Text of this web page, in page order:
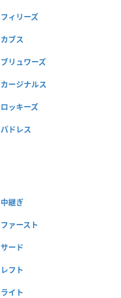
フィリーズ
カブス
ブリュワーズ
カージナルス
ロッキーズ
パドレス
中継ぎ
ファースト
サード
レフト
ライト